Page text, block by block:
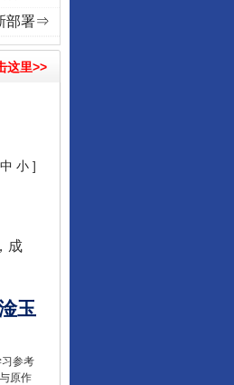
部署⇒
这里>>
中 小 ]
成
玉
参考
原作